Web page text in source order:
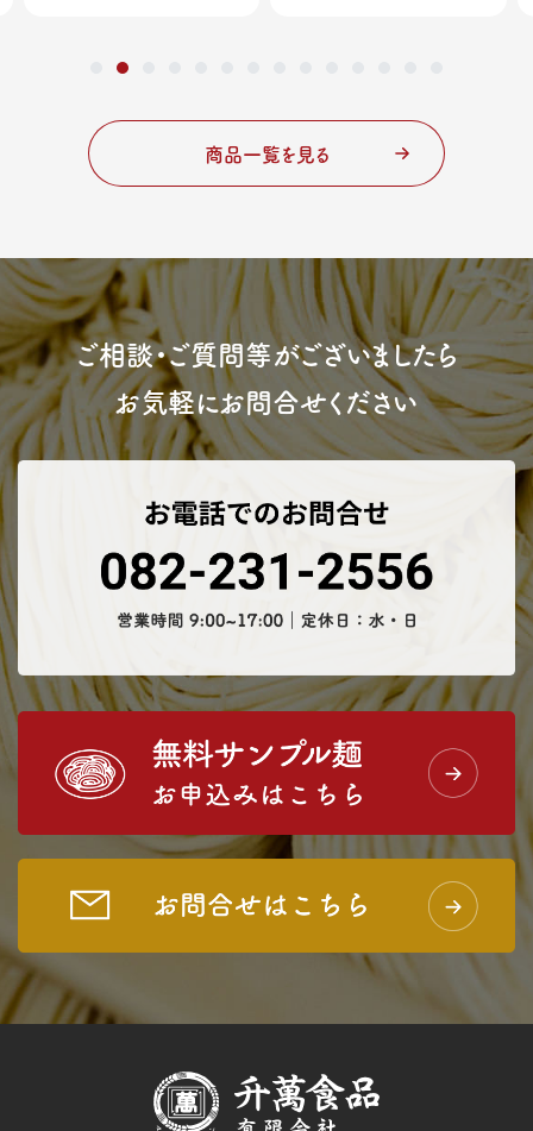
商品一覧を見る
ご相談・ご質問等がございましたら
お気軽にお問合せください